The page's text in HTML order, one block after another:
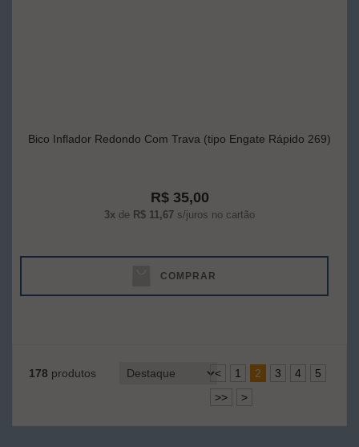
Bico Inflador Redondo Com Trava (tipo Engate Rápido 269)
R$ 35,00
3x de R$ 11,67 s/juros no cartão
COMPRAR
178 produtos < 1 2 3 4
5
>>
>